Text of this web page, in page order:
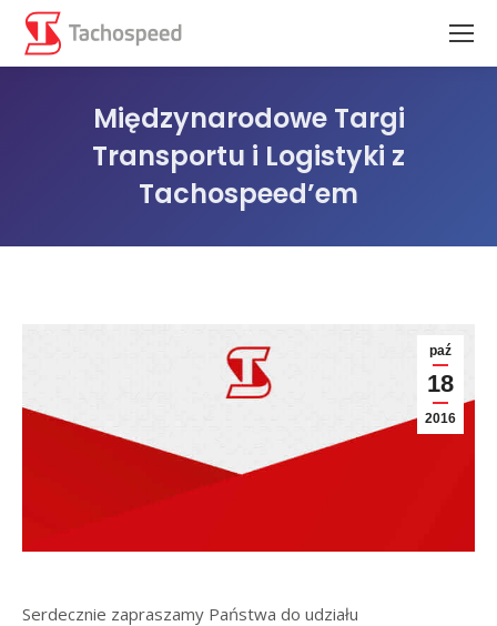
Międzynarodowe Targi
Transportu i Logistyki z
Tachospeed’em
paź
18
2016
Serdecznie zapraszamy Państwa do udziału